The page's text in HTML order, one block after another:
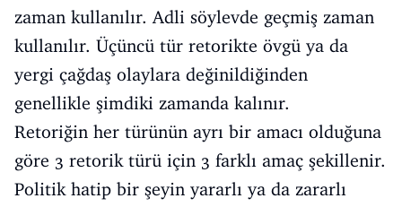
zaman kullanılır. Adli söylevde geçmiş zaman
kullanılır. Üçüncü tür retorikte övgü ya da
yergi çağdaş olaylara değinildiğinden
genellikle şimdiki zamanda kalınır.
Retoriğin her türünün ayrı bir amacı olduğuna
göre 3 retorik türü için 3 farklı amaç şekillenir.
Politik hatip bir şeyin yararlı ya da zararlı